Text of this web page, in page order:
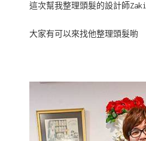
這次幫我整理頭髮的設計師Zaki
大家有可以來找他整理頭髮喲